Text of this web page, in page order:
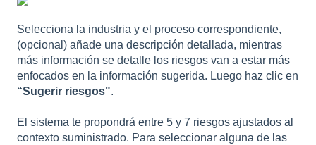
Selecciona la industria y el proceso correspondiente,
(opcional) añade una descripción detallada, mientras
más información se detalle los riesgos van a estar más
enfocados en la información sugerida. Luego haz clic en
“Sugerir riesgos".
El sistema te propondrá entre 5 y 7 riesgos ajustados al
contexto suministrado. Para seleccionar alguna de las